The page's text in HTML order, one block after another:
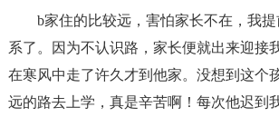
b家住的比较远，害怕家长不在，我
系了。因为不认识路，家长便就出来迎接
在寒风中走了许久才到他家。没想到这个
远的路去上学，真是辛苦啊！每次他迟到